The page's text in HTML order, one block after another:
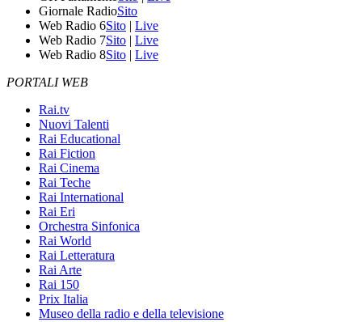
Giornale RadioSito
Web Radio 6Sito | Live
Web Radio 7Sito | Live
Web Radio 8Sito | Live
PORTALI WEB
Rai.tv
Nuovi Talenti
Rai Educational
Rai Fiction
Rai Cinema
Rai Teche
Rai International
Rai Eri
Orchestra Sinfonica
Rai World
Rai Letteratura
Rai Arte
Rai 150
Prix Italia
Museo della radio e della televisione